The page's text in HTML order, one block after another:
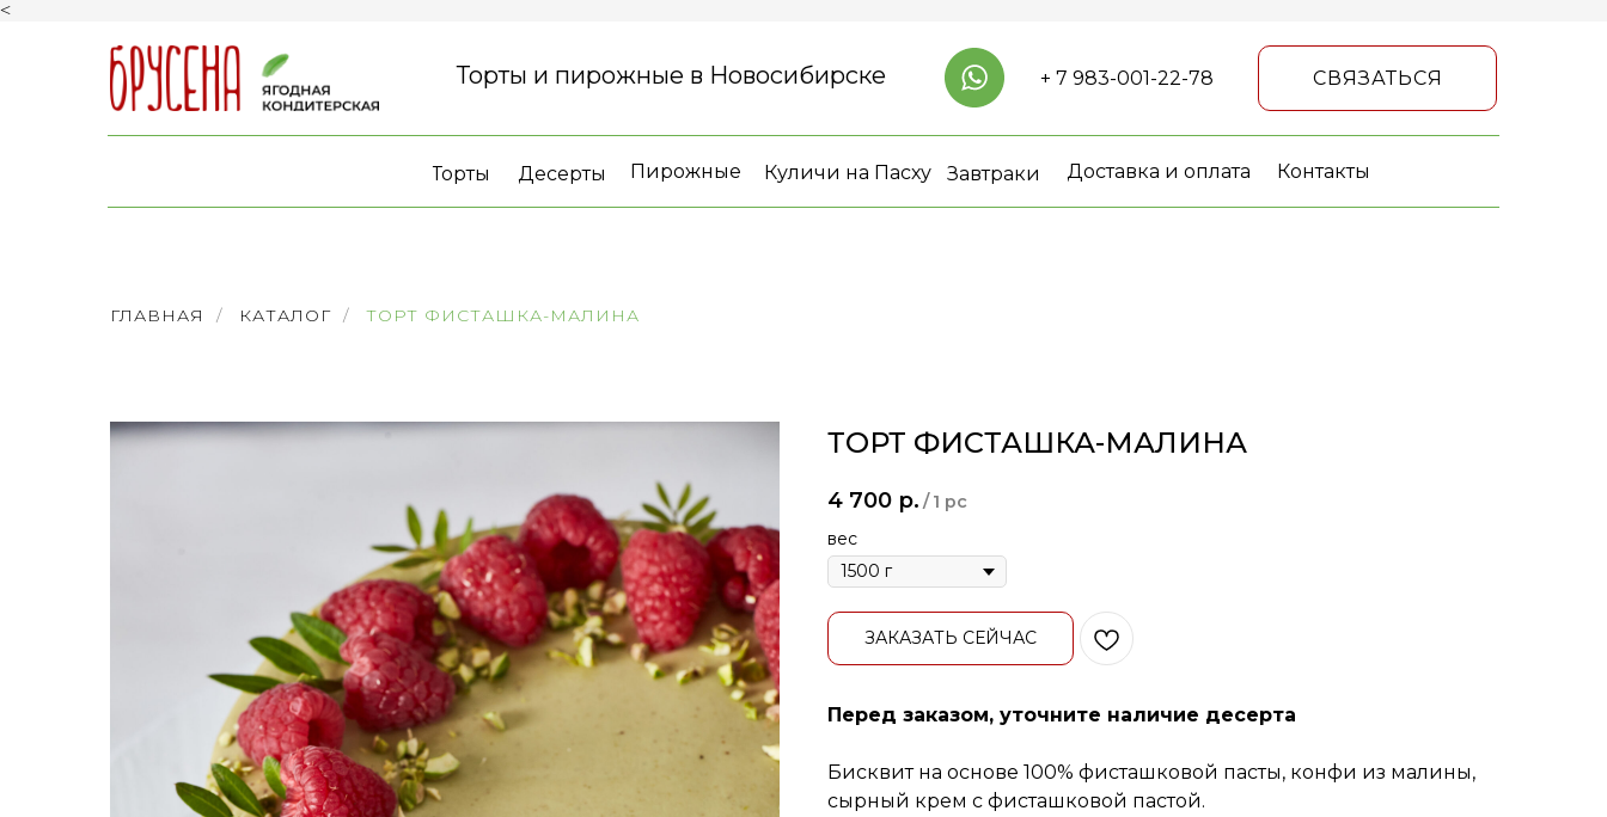
<
+ 7 983-001-22-78
Торты
СВЯЗАТЬСЯ
Доставка и оплата Контакты
Торты и пирожные в Новосибирске
Десерты Куличи на Пасху
Пирожные Завтраки
ГЛАВНАЯ / КАТАЛОГ / ТОРТ ФИСТАШКА-МАЛИНА
ТОРТ ФИСТАШКА-МАЛИНА
4 700 р. / 1 pc
вес
ЗАКАЗАТЬ СЕЙЧАС
Перед заказом, уточните наличие десерта
Бисквит на основе 100% фисташковой пасты, конфи из малины,
сырный крем с фисташковой пастой.